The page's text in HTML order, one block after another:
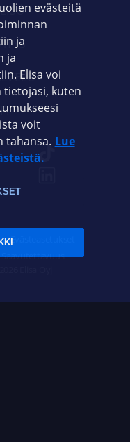
Evästeasetukset
Saavutettavuus
evästeitä
ja
ja
Elisa voi
tietojasi, kuten
voit
tahansa. Lue